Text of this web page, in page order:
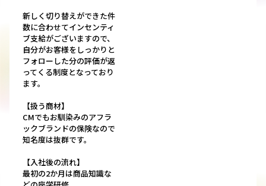
新しく切り替えができた件
数に合わせてインセンティ
ブ支給がございますので、
自分がお客様をしっかりと
フォローした分の評価が返
ってくる制度となっており
ます。
【扱う商材】
CMでもお馴染みのアフラ
ックブランドの保険なので
知名度は抜群です。
【入社後の流れ】
最初の2か月は商品知識な